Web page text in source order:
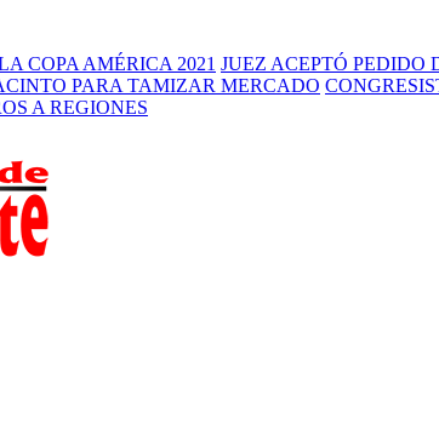
COPA AMÉRICA 2021 JUEZ ACEPTÓ PEDIDO
PARA TAMIZAR MERCADO
A REGIONES